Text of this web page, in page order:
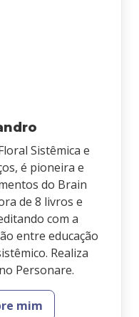
Sistêmica e
é pioneira e
do Brain
de 8 livros e
com a
entre educação
Realiza
Personare.
mim